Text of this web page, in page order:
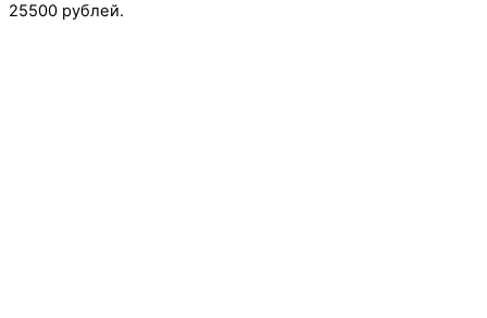
25500 рублей.